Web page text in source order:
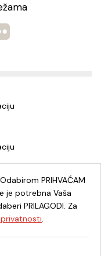
PRIHVAĆAM
je potrebna Vaša
PRILAGODI. Za
privatnosti.